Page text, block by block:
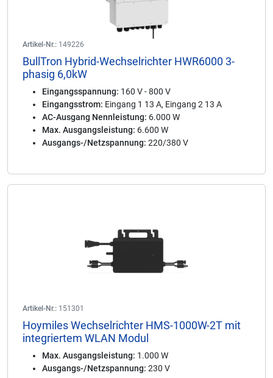
Artikel-Nr.: 149226
BullTron Hybrid-Wechselrichter HWR6000 3-
phasig 6,0kW
Eingangsspannung: 160 V - 800 V
Eingangsstrom: Eingang 1 13 A, Eingang 2 13 A
AC-Ausgang Nennleistung: 6.000 W
Max. Ausgangsleistung: 6.600 W
Ausgangs-/Netzspannung: 220/380 V
Artikel-Nr.: 151301
Hoymiles Wechselrichter HMS-1000W-2T mit
integriertem WLAN Modul
Max. Ausgangsleistung: 1.000 W
Ausgangs-/Netzspannung: 230 V